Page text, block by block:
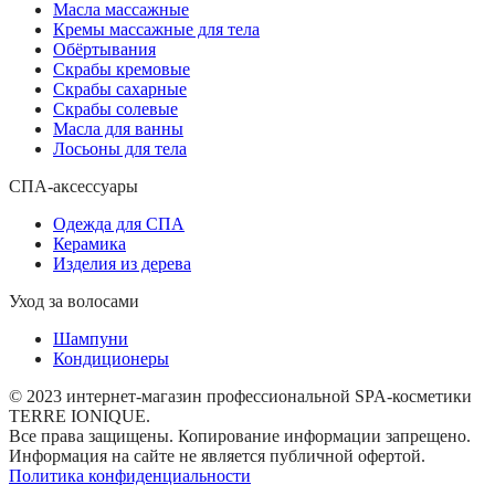
Масла массажные
Кремы массажные для тела
Обёртывания
Скрабы кремовые
Скрабы сахарные
Скрабы солевые
Масла для ванны
Лосьоны для тела
СПА-аксессуары
Одежда для СПА
Керамика
Изделия из дерева
Уход за волосами
Шампуни
Кондиционеры
© 2023 интернет-магазин профессиональной SPA-косметики
TERRE IONIQUE.
Все права защищены. Копирование информации запрещено.
Информация на сайте не является публичной офертой.
Политика конфиденциальности